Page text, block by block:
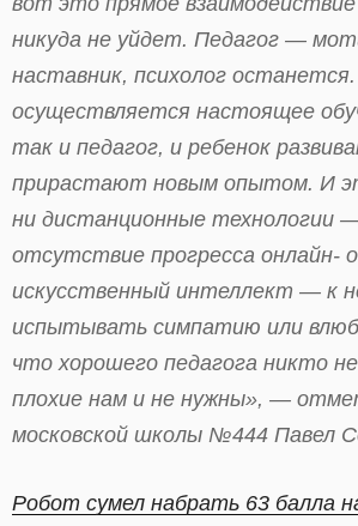
никуда не уйдет. Педагог —
наставник, психолог
осуществляется настоящее
так и педагог, и ребенок
прирастают новым опытом. И
ни дистанционные технологии
отсутствие прогресса онлайн-
искусственный интеллект — к
испытывать симпатию или
что хорошего педагога никто
плохие нам и не нужны», —
московской школы №444 Павел
Робот сумел набрать 63 балла